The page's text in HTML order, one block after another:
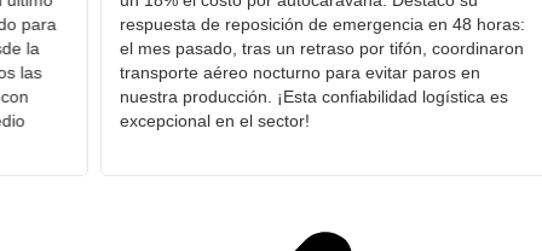
respuesta de reposición de emergencia en 48 horas:
el mes pasado, tras un retraso por tifón, coordinaron
transporte aéreo nocturno para evitar paros en
nuestra producción. ¡Esta confiabilidad logística es
excepcional en el sector!